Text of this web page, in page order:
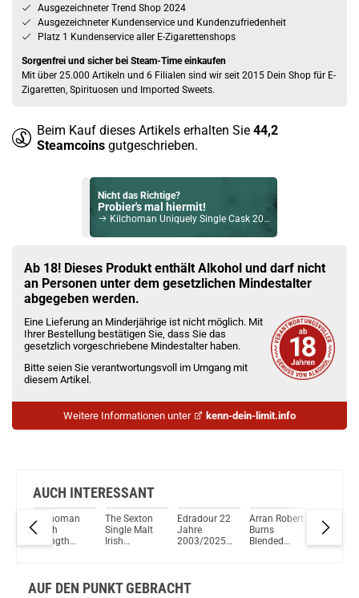
Ausgezeichneter Trend Shop 2024
Ausgezeichneter Kundenservice und Kundenzufriedenheit
Platz 1 Kundenservice aller E-Zigarettenshops
Sorgenfrei und sicher bei Steam-Time einkaufen
Mit über 25.000 Artikeln und 6 Filialen sind wir seit 2015 Dein Shop für E-
Zigaretten, Spirituosen und Imported Sweets.
Beim Kauf dieses Artikels erhalten Sie 44,2
Steamcoins gutgeschrieben.
Nicht das Richtige?
Probier's mal hiermit!
Kilchoman Uniquely Single Cask 2010 Islay Single Malt Scotch Whisky 52,2% Vol. 700ml
Check das mal!
Glenmorangie X Single Malt Scotch Whisky 40% Vol. 700ml
Du willst Kröten sparen?
Schau mal hier!
Vsticking VIY 1,8ml 750mAh Pod System Kit Blau
Ab 18! Dieses Produkt enthält Alkohol und darf nicht
an Personen unter dem gesetzlichen Mindestalter
abgegeben werden.
Eine Lieferung an Minderjährige ist nicht möglich. Mit
Ihrer Bestellung bestätigen Sie, dass Sie das
gesetzlich vorgeschriebene Mindestalter haben.
Bitte seien Sie verantwortungsvoll im Umgang mit
diesem Artikel.
Weitere Informationen unter kenn-dein-limit.info
AUCH INTERESSANT
Kilchoman
Batch
Strength
Whisky 57%
The Sexton
Single Malt
Irish
Edradour 22
Jahre
2003/2025
Cask #1001-
Arran Robert
Burns
Blended
Single
AUF DEN PUNKT GEBRACHT